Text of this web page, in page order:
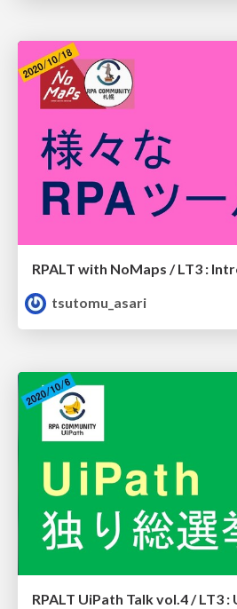
tsutomu_asari